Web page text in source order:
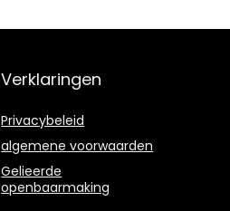
Verklaringen
Privacybeleid
algemene voorwaarden
Gelieerde
openbaarmaking